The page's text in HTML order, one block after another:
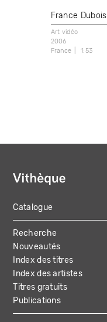
France Dubois
Art vidéo
2006
France
1:53
MAIN
NAVIGATION
Catalogue
Recherche
Nouveautés
Index des titres
Index des artistes
Titres gratuits
Publications